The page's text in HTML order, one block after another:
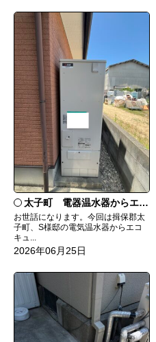
太子町 電器温水器からエコキュートへ取替
お世話になります。今回は揖保郡太
子町、S様邸の電気温水器からエコ
キュ...
2026年06月25日